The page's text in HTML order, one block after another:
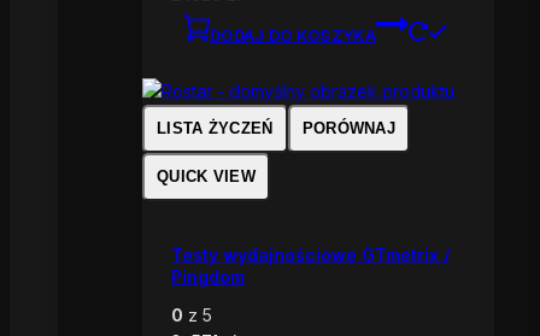
DODAJ DO KOSZYKA
LISTA ŻYCZEŃ PORÓWNAJ
QUICK VIEW
Testy wydajnościowe GTmetrix /
Pingdom
0 z 5